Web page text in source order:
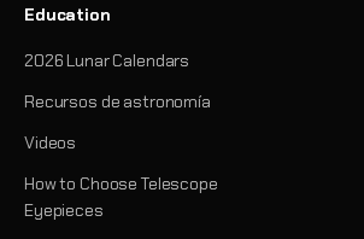
Education
2026 Lunar Calendars
Recursos de astronomía
Videos
How to Choose Telescope
Eyepieces